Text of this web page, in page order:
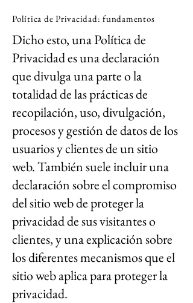
Política de Privacidad: fundamentos
Dicho esto, una Política de
Privacidad es una declaración
que divulga una parte o la
totalidad de las prácticas de
recopilación, uso, divulgación,
procesos y gestión de datos de los
usuarios y clientes de un sitio
web. También suele incluir una
declaración sobre el compromiso
del sitio web de proteger la
privacidad de sus visitantes o
clientes, y una explicación sobre
los diferentes mecanismos que el
sitio web aplica para proteger la
privacidad.